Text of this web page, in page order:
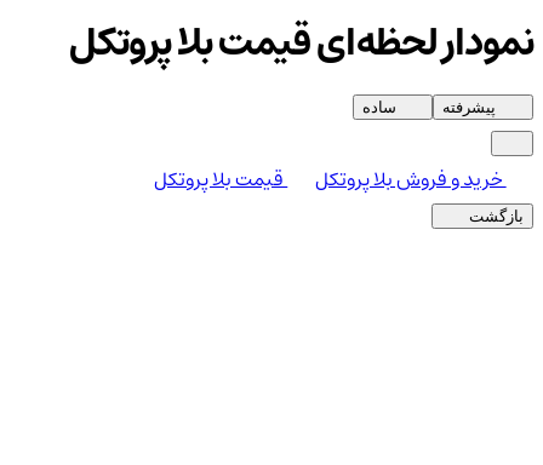
نمودار لحظه‌ای قیمت بلا پروتکل
پیشرفته ساده
خرید و فروش بلا پروتکل قیمت بلا پروتکل
بازگشت